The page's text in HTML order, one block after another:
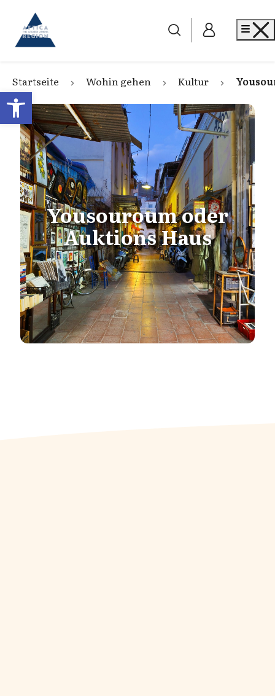
Open toolbar
Go to home
Startseite Wohin gehen Kultur
Yousouroum oder
Auktions Haus